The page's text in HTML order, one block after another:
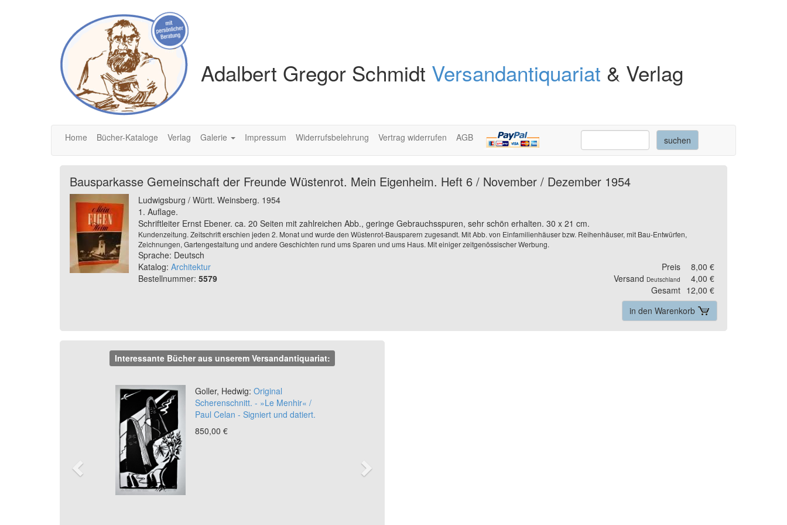
Adalbert Gregor Schmidt Versandantiquariat & Verlag
Home Bücher-Kataloge Verlag Galerie Impressum Widerrufsbelehrung Vertrag widerrufen AGB
Bausparkasse Gemeinschaft der Freunde Wüstenrot. Mein Eigenheim. Heft 6 / November / Dezember 1954
Ludwigsburg / Württ. Weinsberg. 1954
1. Auflage.
Schriftleiter Ernst Ebener. ca. 20 Seiten mit zahlreichen Abb., geringe Gebrauchsspuren, sehr schön erhalten. 30 x 21 cm.
Kundenzeitung. Zeitschrift erschien jeden 2. Monat und wurde den Wüstenrot-Bausparern zugesandt. Mit Abb. von Einfamilienhäuser bzw. Reihenhäuser, mit Bau-Entwürfen,
Zeichnungen, Gartengestaltung und andere Geschichten rund ums Sparen und ums Haus. Mit einiger zeitgenössischer Werbung.
Sprache: Deutsch
Katalog: Architektur
Bestellnummer: 5579
Preis
8,00 €
Versand Deutschland
4,00 €
Gesamt 12,00 €
in den Warenkorb
Interessante Bücher aus unserem Versandantiquariat:
Goller, Hedwig: Original
Scherenschnitt. - »Le Menhir« /
Paul Celan - Signiert und datiert.
850,00 €
Previous